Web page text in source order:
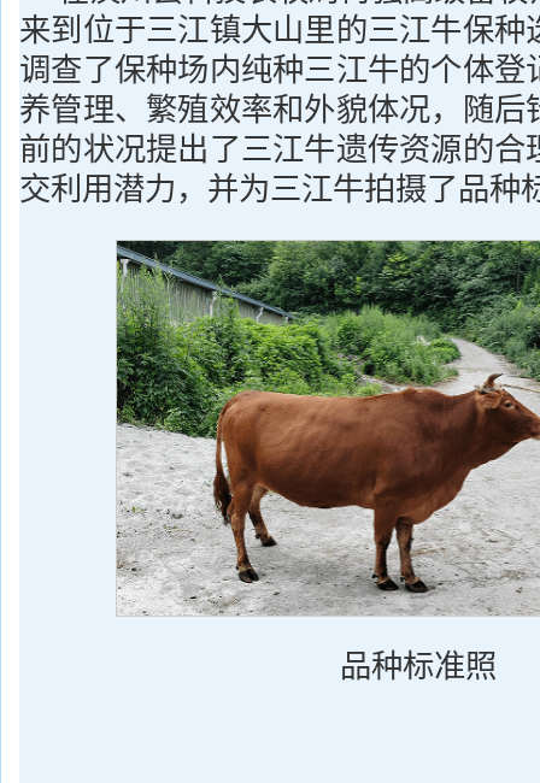
来到位于三江镇大山里的三江牛保种
调查了保种场内纯种三江牛的个体登
养管理、繁殖效率和外貌体况，随后
前的状况提出了三江牛遗传资源的合
交利用潜力，并为三江牛拍摄了品种
品种标准照